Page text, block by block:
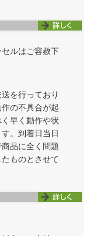
ルはご容赦下
を行っており
の不具合が起
早く動作や状
。到着日当日
品に全く問題
ものとさせて